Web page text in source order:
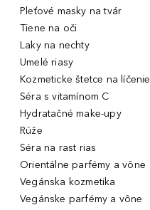
Pleťové masky na tvár
Tiene na oči
Laky na nechty
Umelé riasy
Kozmeticke štetce na líčenie
Séra s vitamínom C
Hydratačné make-upy
Rúže
Séra na rast rias
Orientálne parfémy a vône
Vegánska kozmetika
Vegánske parfémy a vône